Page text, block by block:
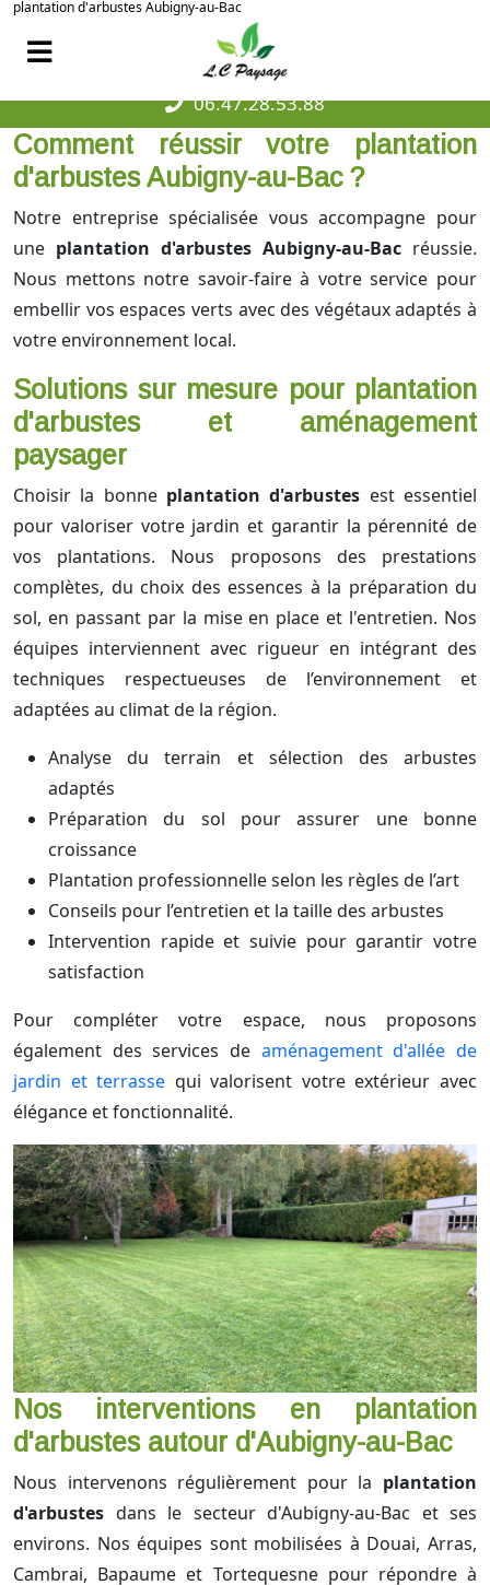
plantation d'arbustes Aubigny-au-Bac
06.47.28.53.88
Comment réussir votre plantation
d'arbustes Aubigny-au-Bac ?
Notre entreprise spécialisée vous accompagne pour
une plantation d'arbustes Aubigny-au-Bac réussie.
Nous mettons notre savoir-faire à votre service pour
embellir vos espaces verts avec des végétaux adaptés à
votre environnement local.
Solutions sur mesure pour plantation
d'arbustes et aménagement
paysager
Choisir la bonne plantation d'arbustes est essentiel
pour valoriser votre jardin et garantir la pérennité de
vos plantations. Nous proposons des prestations
complètes, du choix des essences à la préparation du
sol, en passant par la mise en place et l'entretien. Nos
équipes interviennent avec rigueur en intégrant des
techniques respectueuses de l’environnement et
adaptées au climat de la région.
Analyse du terrain et sélection des arbustes
adaptés
Préparation du sol pour assurer une bonne
croissance
Plantation professionnelle selon les règles de l’art
Conseils pour l’entretien et la taille des arbustes
Intervention rapide et suivie pour garantir votre
satisfaction
Pour compléter votre espace, nous proposons
également des services de aménagement d'allée de
jardin et terrasse qui valorisent votre extérieur avec
élégance et fonctionnalité.
Nos interventions en plantation
d'arbustes autour d'Aubigny-au-Bac
Nous intervenons régulièrement pour la plantation
d'arbustes dans le secteur d'Aubigny-au-Bac et ses
environs. Nos équipes sont mobilisées à Douai, Arras,
Cambrai, Bapaume et Tortequesne pour répondre à